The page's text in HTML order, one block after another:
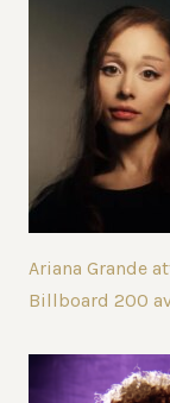
Ariana Grande
Billboard 200